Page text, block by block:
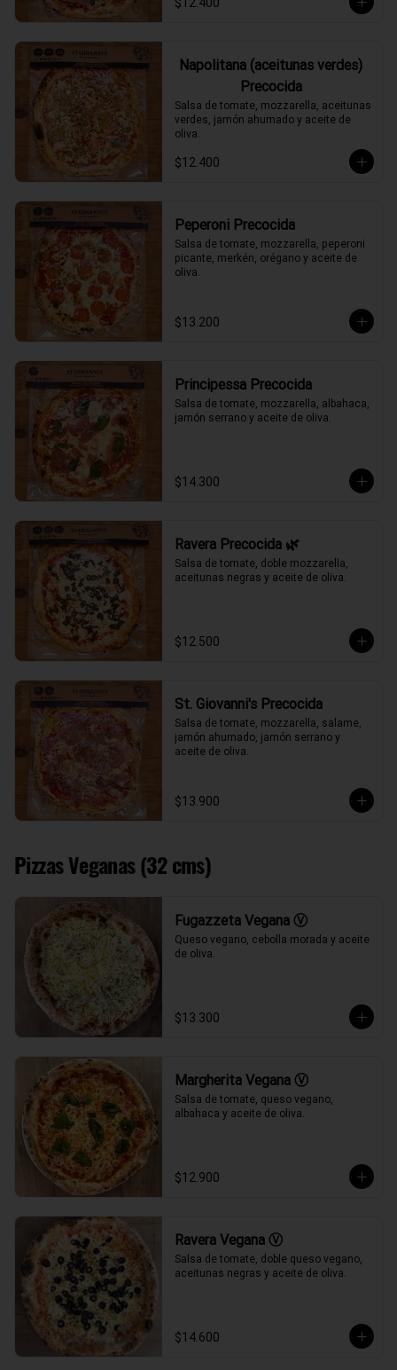
Napolitana (aceitunas verdes)
Precocida
Salsa de tomate, mozzarella, aceitunas
verdes, jamón ahumado y aceite de
oliva.
$12.400
Peperoni Precocida
Salsa de tomate, mozzarella, peperoni
picante, merkén, orégano y aceite de
oliva.
$13.200
Principessa Precocida
Salsa de tomate, mozzarella, albahaca,
jamón serrano y aceite de oliva.
$14.300
Ravera Precocida 🌿
Salsa de tomate, doble mozzarella,
aceitunas negras y aceite de oliva.
$12.500
St. Giovanni's Precocida
Salsa de tomate, mozzarella, salame,
jamón ahumado, jamón serrano y
aceite de oliva.
$13.900
Pizzas Veganas (32 cms)
Fugazzeta Vegana Ⓥ
Queso vegano, cebolla morada y aceite
de oliva.
$13.300
Margherita Vegana Ⓥ
Salsa de tomate, queso vegano,
albahaca y aceite de oliva.
$12.900
Ravera Vegana Ⓥ
Salsa de tomate, doble queso vegano,
aceitunas negras y aceite de oliva.
$14.600